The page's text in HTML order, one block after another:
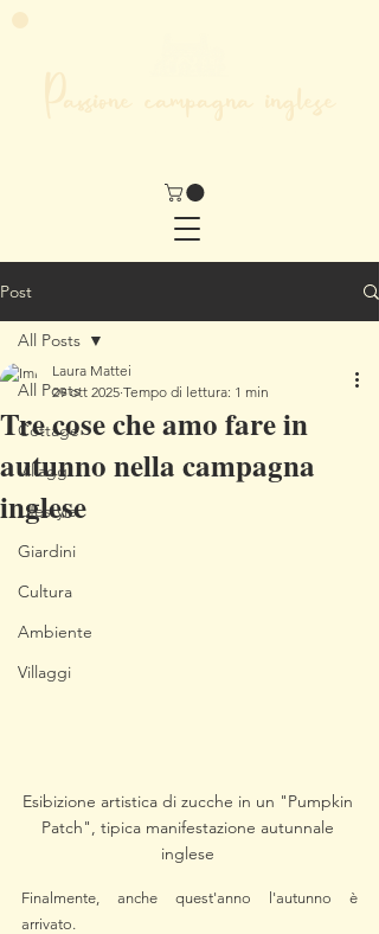
Passione campagna inglese
Post
All Posts
Cottage
Villaggi
Lifestyle
Giardini
Cultura
Ambiente
Villaggi
All Posts
Tre cose che amo fare in
autunno nella campagna
inglese
Laura Mattei
29 ott 2025 Tempo di lettura: 1 min
Esibizione artistica di zucche in un "Pumpkin
Patch", tipica manifestazione autunnale
inglese
Finalmente, anche quest'anno l'autunno è
arrivato.